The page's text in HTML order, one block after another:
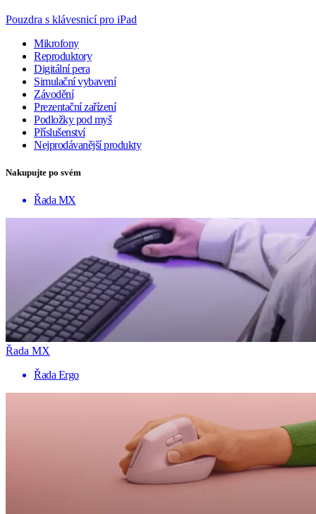
Pouzdra s klávesnicí pro iPad
Mikrofony
Reproduktory
Digitální pera
Simulační vybavení
Závodění
Prezentační zařízení
Podložky pod myš
Příslušenství
Nejprodávanější produkty
Nakupujte po svém
Řada MX
Řada MX
Řada Ergo